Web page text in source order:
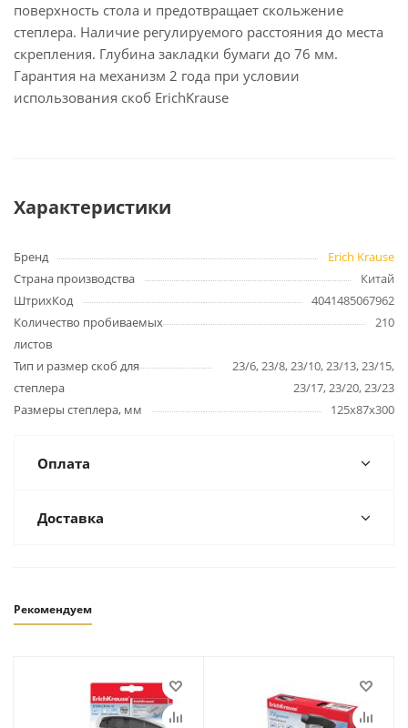
поверхность стола и предотвращает скольжение
степлера. Наличие регулируемого расстояния до места
скрепления. Глубина закладки бумаги до 76 мм.
Гарантия на механизм 2 года при условии
использования скоб ErichKrause
Характеристики
Бренд
Erich Krause
Страна производства
Китай
ШтрихКод
4041485067962
Количество пробиваемых
листов
210
Тип и размер скоб для
степлера
23/6, 23/8, 23/10, 23/13, 23/15,
23/17, 23/20, 23/23
Размеры степлера, мм
125х87х300
Оплата
Доставка
Рекомендуем